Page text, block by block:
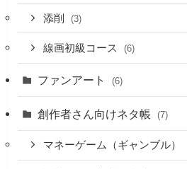
添削 (3)
線画初級コース (6)
ファンアート (6)
創作者さん向けネタ帳 (7)
マネーゲーム（ギャンブル）